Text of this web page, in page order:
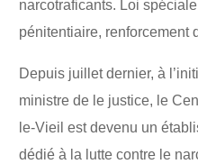
narcotraficants. Loi
pénitentiaire, renforcement
Depuis juillet dernier, à
ministre de le justice, le
le-Vieil est devenu un
dédié à la lutte contre le